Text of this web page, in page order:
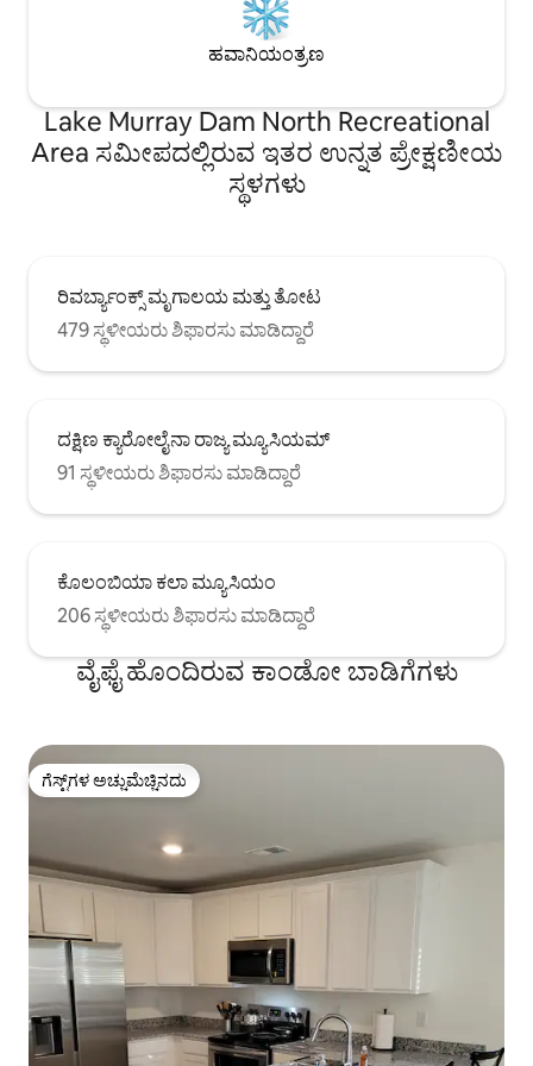
ಹವಾನಿಯಂತ್ರಣ
Lake Murray Dam North Recreational
Area ಸಮೀಪದಲ್ಲಿರುವ ಇತರ ಉನ್ನತ ಪ್ರೇಕ್ಷಣೀಯ
ಸ್ಥಳಗಳು
ರಿವರ್ಬ್ಯಾಂಕ್ಸ್ ಮೃಗಾಲಯ ಮತ್ತು ತೋಟ
479 ಸ್ಥಳೀಯರು ಶಿಫಾರಸು ಮಾಡಿದ್ದಾರೆ
ದಕ್ಷಿಣ ಕ್ಯಾರೋಲೈನಾ ರಾಜ್ಯ ಮ್ಯೂಸಿಯಮ್
91 ಸ್ಥಳೀಯರು ಶಿಫಾರಸು ಮಾಡಿದ್ದಾರೆ
ಕೊಲಂಬಿಯಾ ಕಲಾ ಮ್ಯೂಸಿಯಂ
206 ಸ್ಥಳೀಯರು ಶಿಫಾರಸು ಮಾಡಿದ್ದಾರೆ
ವೈಫೈ ಹೊಂದಿರುವ ಕಾಂಡೋ ಬಾಡಿಗೆಗಳು
ಗೆಸ್ಟ್‌ಗಳ ಅಚ್ಚುಮೆಚ್ಚಿನದು
ಗೆಸ್ಟ್‌ಗಳ ಅಚ್ಚುಮೆಚ್ಚಿನದು